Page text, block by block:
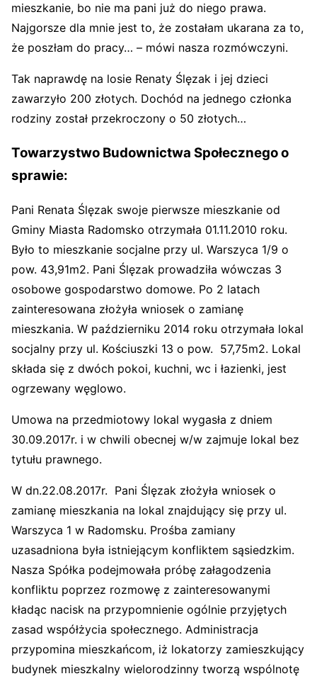
mieszkanie, bo nie ma pani już do niego prawa.
Najgorsze dla mnie jest to, że zostałam ukarana za to,
że poszłam do pracy… – mówi nasza rozmówczyni.
Tak naprawdę na losie Renaty Ślęzak i jej dzieci
zawarzyło 200 złotych. Dochód na jednego członka
rodziny został przekroczony o 50 złotych…
Towarzystwo Budownictwa Społecznego o
sprawie:
Pani Renata Ślęzak swoje pierwsze mieszkanie od
Gminy Miasta Radomsko otrzymała 01.11.2010 roku.
Było to mieszkanie socjalne przy ul. Warszyca 1/9 o
pow. 43,91m2. Pani Ślęzak prowadziła wówczas 3
osobowe gospodarstwo domowe. Po 2 latach
zainteresowana złożyła wniosek o zamianę
mieszkania. W październiku 2014 roku otrzymała lokal
socjalny przy ul. Kościuszki 13 o pow. 57,75m2. Lokal
składa się z dwóch pokoi, kuchni, wc i łazienki, jest
ogrzewany węglowo.
Umowa na przedmiotowy lokal wygasła z dniem
30.09.2017r. i w chwili obecnej w/w zajmuje lokal bez
tytułu prawnego.
W dn.22.08.2017r. Pani Ślęzak złożyła wniosek o
zamianę mieszkania na lokal znajdujący się przy ul.
Warszyca 1 w Radomsku. Prośba zamiany
uzasadniona była istniejącym konfliktem sąsiedzkim.
Nasza Spółka podejmowała próbę załagodzenia
konfliktu poprzez rozmowę z zainteresowanymi
kładąc nacisk na przypomnienie ogólnie przyjętych
zasad współżycia społecznego. Administracja
przypomina mieszkańcom, iż lokatorzy zamieszkujący
budynek mieszkalny wielorodzinny tworzą wspólnotę